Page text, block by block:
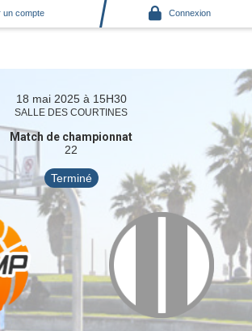
un compte Connexion
18 mai 2025 à 15H30
SALLE DES COURTINES
Match de championnat
22
Terminé
cookies